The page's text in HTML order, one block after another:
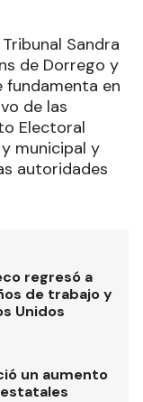
Sandra
de Dorrego y
fundamenta en
de las
Electoral
municipal y
autoridades
regresó a
de trabajo y
Unidos
un aumento
estatales